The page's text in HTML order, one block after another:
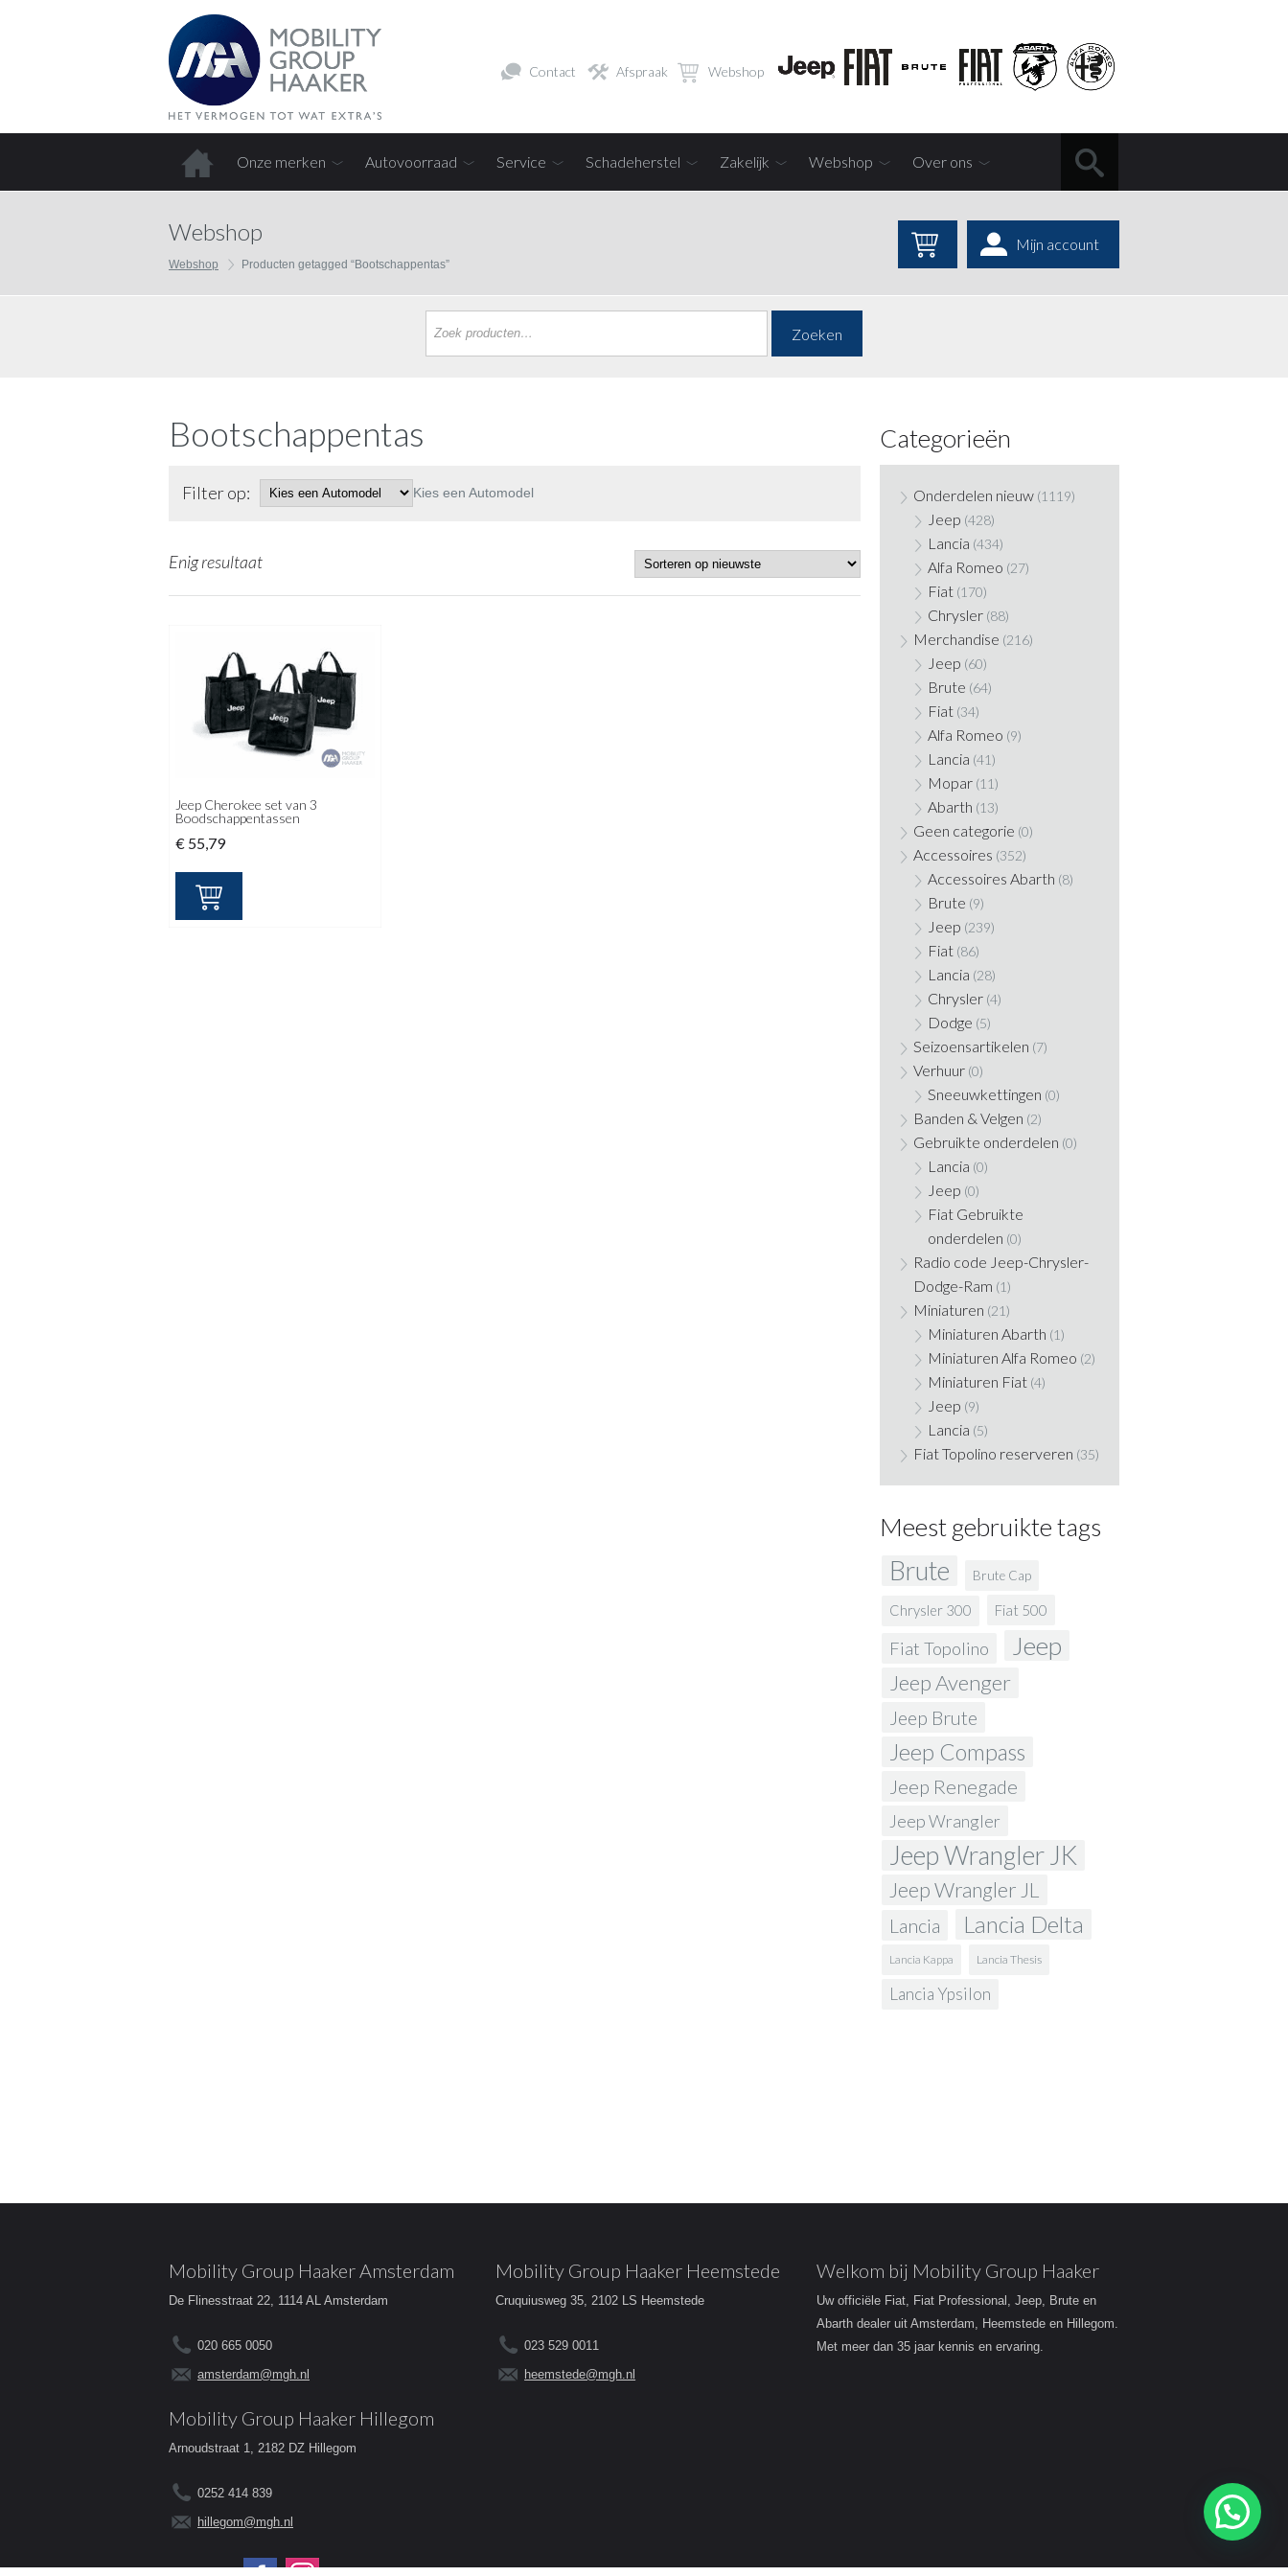
Contact Afspraak Webshop
Onze merken Autovoorraad Service Schadeherstel Zakelijk Webshop Over ons
Webshop
Webshop Producten getagged “Bootschappentas”
Mijn account
Zoeken
Bootschappentas
Filter op: Kies een Automodel
Enig resultaat
Jeep Cherokee set van 3
Boodschappentassen
€ 55,79
Categorieën
Onderdelen nieuw (1119)
Jeep (428)
Lancia (434)
Alfa Romeo (27)
Fiat (170)
Chrysler (88)
Merchandise (216)
Jeep (60)
Brute (64)
Fiat (34)
Alfa Romeo (9)
Lancia (41)
Mopar (11)
Abarth (13)
Geen categorie (0)
Accessoires (352)
Accessoires Abarth (8)
Brute (9)
Jeep (239)
Fiat (86)
Lancia (28)
Chrysler (4)
Dodge (5)
Seizoensartikelen (7)
Verhuur (0)
Sneeuwkettingen (0)
Banden & Velgen (2)
Gebruikte onderdelen (0)
Lancia (0)
Jeep (0)
Fiat Gebruikte
onderdelen (0)
Radio code Jeep-Chrysler-
Dodge-Ram (1)
Miniaturen (21)
Miniaturen Abarth (1)
Miniaturen Alfa Romeo (2)
Miniaturen Fiat (4)
Jeep (9)
Lancia (5)
Fiat Topolino reserveren (35)
Meest gebruikte tags
Brute Brute Cap
Chrysler 300 Fiat 500
Fiat Topolino Jeep
Jeep Avenger
Jeep Brute
Jeep Compass
Jeep Renegade
Jeep Wrangler
Jeep Wrangler JK
Jeep Wrangler JL
Lancia Lancia Delta
Lancia Kappa Lancia Thesis
Lancia Ypsilon
Mobility Group Haaker Amsterdam
De Flinesstraat 22, 1114 AL Amsterdam
020 665 0050
amsterdam@mgh.nl
Mobility Group Haaker Heemstede
Cruquiusweg 35, 2102 LS Heemstede
023 529 0011
heemstede@mgh.nl
Mobility Group Haaker Hillegom
Arnoudstraat 1, 2182 DZ Hillegom
0252 414 839
hillegom@mgh.nl
Volg ons op:
Welkom bij Mobility Group Haaker
Uw officiële Fiat, Fiat Professional, Jeep, Brute en
Abarth dealer uit Amsterdam, Heemstede en Hillegom.
Met meer dan 35 jaar kennis en ervaring.